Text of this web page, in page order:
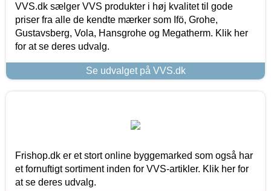
VVS.dk sælger VVS produkter i høj kvalitet til gode
priser fra alle de kendte mærker som Ifö, Grohe,
Gustavsberg, Vola, Hansgrohe og Megatherm. Klik her
for at se deres udvalg.
Se udvalget på VVS.dk
Frishop.dk er et stort online byggemarked som også har
et fornuftigt sortiment inden for VVS-artikler. Klik her for
at se deres udvalg.